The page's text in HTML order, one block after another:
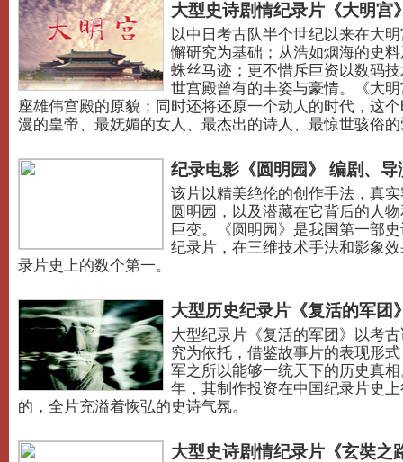
大型史诗剧情纪录片《大明宫
以中日考古队半个世纪以来在大
懈研究为基础；从浩如烟海的史
蛛丝马迹；更不惜斥巨资以数码
世宫殿曾有的丰姿与豪情。《大
座雄伟宫殿的原貌；同时还将还原一个动人的时代，这
漫的皇帝、最妩媚的女人、最杰出的诗人、最惊世骇俗
纪录电影《圆明园》 编剧、导
该片以精美绝伦的创作手法，真
圆明园，以及潜藏在它背后的人
巨变。《圆明园》是我国第一部
纪录片，在三维技术手法和影象
录片史上的数个第一。
大型历史纪录片《复活的军团
大型纪录片《复活的军团》以考
究为依托，借鉴故事片的表现形
军之所以能够一统天下的历史真
年，其制作投资在中国纪录片史
的，全片充溢着恢弘的史诗气氛。
大型史诗剧情纪录片《玄奘之